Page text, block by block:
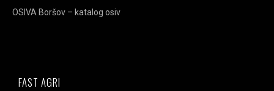
OSIVA Boršov – katalog osiv
FAST AGRI